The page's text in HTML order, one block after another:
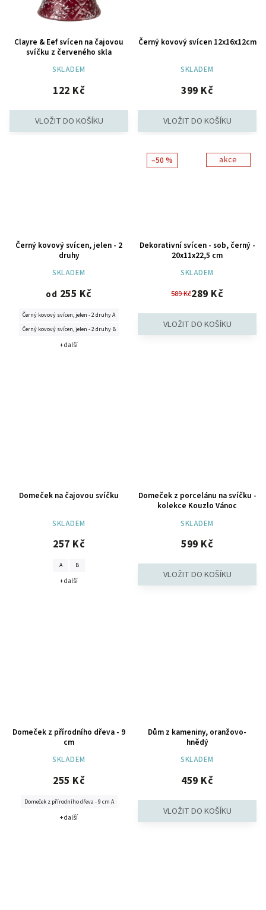
Clayre & Eef svícen na čajovou
svíčku z červeného skla
SKLADEM
122 Kč
Černý kovový svícen 12x16x12cm
SKLADEM
399 Kč
Černý kovový svícen, jelen - 2
druhy
SKLADEM
od 255 Kč
Černý kovový svícen, jelen - 2 druhy A
Černý kovový svícen, jelen - 2 druhy B
+ další
akce
–50 %
Dekorativní svícen - sob, černý -
20x11x22,5 cm
SKLADEM
589 Kč289 Kč
Domeček na čajovou svíčku
SKLADEM
257 Kč
A B
+ další
Domeček z porcelánu na svíčku -
kolekce Kouzlo Vánoc
SKLADEM
599 Kč
Domeček z přírodního dřeva - 9
cm
SKLADEM
255 Kč
Domeček z přírodního dřeva - 9 cm A
+ další
Dům z kameniny, oranžovo-
hnědý
SKLADEM
459 Kč